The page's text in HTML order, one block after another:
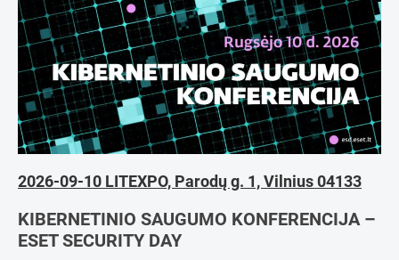
Verslo plėtra
2026-09-10 LITEXPO, Parodų g. 1, Vilnius 04133
KIBERNETINIO SAUGUMO KONFERENCIJA –
ESET SECURITY DAY